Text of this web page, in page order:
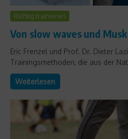
Richtig trainieren
Von slow waves und
Eric Frenzel und Prof. Dr. Dieter
Trainingsmethoden, die aus der
Weiterlesen